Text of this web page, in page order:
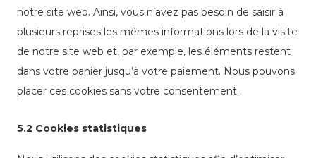
notre site web. Ainsi, vous n’avez pas besoin de saisir à
plusieurs reprises les mêmes informations lors de la visite
de notre site web et, par exemple, les éléments restent
dans votre panier jusqu’à votre paiement. Nous pouvons
placer ces cookies sans votre consentement.
5.2 Cookies statistiques